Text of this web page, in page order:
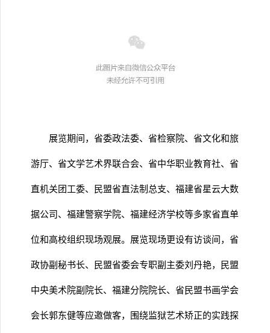
展览期间，省委政法委、省检察院、省文化和旅
游厅、省文学艺术界联合会、省中华职业教育社、省
直机关团工委、民盟省直法制总支、福建省星云大数
据公司、福建警察学院、福建经济学校等多家省直单
位和高校组织现场观展。展览现场更设有访谈间，省
政协副秘书长、民盟省委会专职副主委刘丹艳，民盟
中央美术院副院长、福建分院院长、省民盟书画学会
会长郭东健等应邀做客，围绕监狱艺术矫正的实践探